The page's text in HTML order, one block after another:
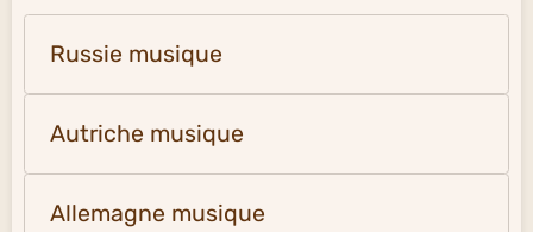
Russie musique
Autriche musique
Allemagne musique